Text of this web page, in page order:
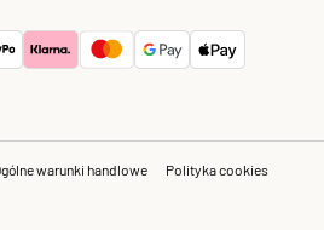
warunki handlowe
Polityka cookies